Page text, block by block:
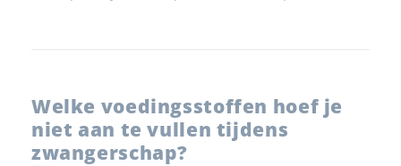
Welke voedingsstoffen hoef je
niet aan te vullen tijdens
zwangerschap?